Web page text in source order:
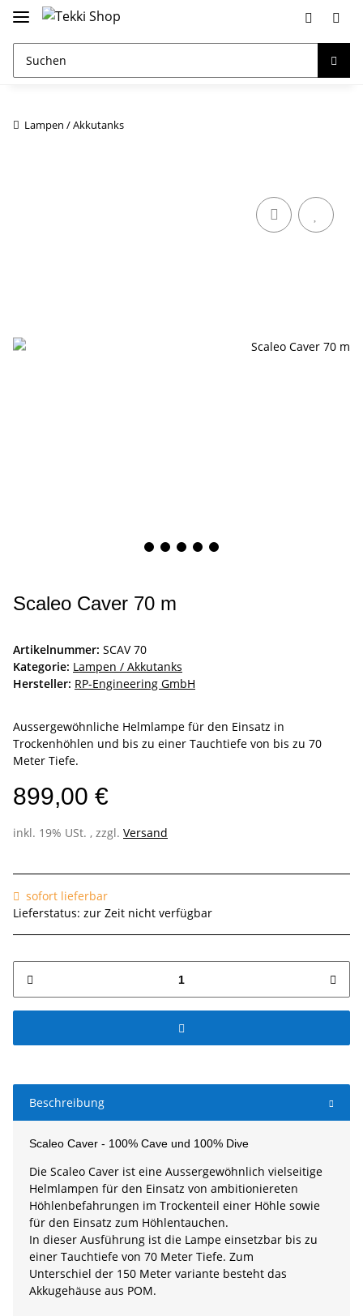
Lampen / Akkutanks
Scaleo Caver 70 m
Artikelnummer: SCAV 70
Kategorie: Lampen / Akkutanks
Hersteller: RP-Engineering GmbH
Aussergewöhnliche Helmlampe für den Einsatz in
Trockenhöhlen und bis zu einer Tauchtiefe von bis zu 70
Meter Tiefe.
899,00 €
inkl. 19% USt. , zzgl. Versand
sofort lieferbar
Lieferstatus: zur Zeit nicht verfügbar
Beschreibung
Scaleo Caver - 100% Cave und 100% Dive
Die Scaleo Caver ist eine Aussergewöhnlich vielseitige
Helmlampen für den Einsatz von ambitioniereten
Höhlenbefahrungen im Trockenteil einer Höhle sowie
für den Einsatz zum Höhlentauchen.
In dieser Ausführung ist die Lampe einsetzbar bis zu
einer Tauchtiefe von 70 Meter Tiefe. Zum
Unterschiel der 150 Meter variante besteht das
Akkugehäuse aus POM.